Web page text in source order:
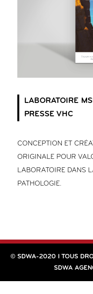
LABORATOIRE
PRESSE VHC
CONCEPTION ET
ORIGINALE POUR
LABORATOIRE DANS
PATHOLOGIE.
© SDWA-2020 I TOUS
SDWA